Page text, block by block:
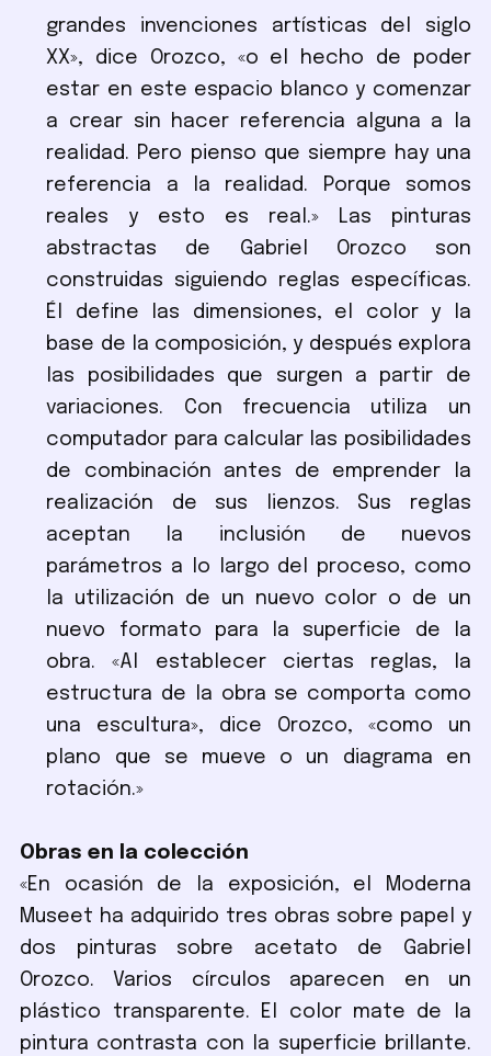
grandes invenciones artísticas del siglo
XX», dice Orozco, «o el hecho de poder
estar en este espacio blanco y comenzar
a crear sin hacer referencia alguna a la
realidad. Pero pienso que siempre hay una
referencia a la realidad. Porque somos
reales y esto es real.» Las pinturas
abstractas de Gabriel Orozco son
construidas siguiendo reglas específicas.
Él define las dimensiones, el color y la
base de la composición, y después explora
las posibilidades que surgen a partir de
variaciones. Con frecuencia utiliza un
computador para calcular las posibilidades
de combinación antes de emprender la
realización de sus lienzos. Sus reglas
aceptan la inclusión de nuevos
parámetros a lo largo del proceso, como
la utilización de un nuevo color o de un
nuevo formato para la superficie de la
obra. «Al establecer ciertas reglas, la
estructura de la obra se comporta como
una escultura», dice Orozco, «como un
plano que se mueve o un diagrama en
rotación.»
Obras en la colección
«En ocasión de la exposición, el Moderna
Museet ha adquirido tres obras sobre papel y
dos pinturas sobre acetato de Gabriel
Orozco. Varios círculos aparecen en un
plástico transparente. El color mate de la
pintura contrasta con la superficie brillante.